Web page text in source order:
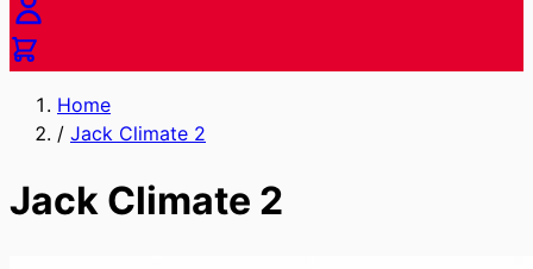
Cart
Home
/ Jack Climate 2
Jack Climate 2